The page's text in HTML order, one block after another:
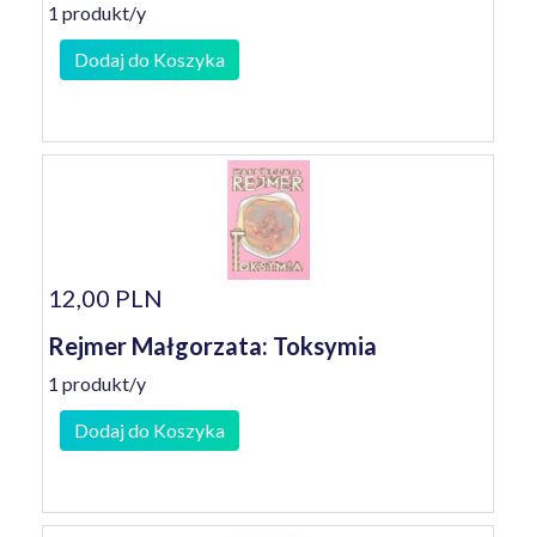
1 produkt/y
Dodaj do Koszyka
12,00 PLN
Rejmer Małgorzata: Toksymia
1 produkt/y
Dodaj do Koszyka